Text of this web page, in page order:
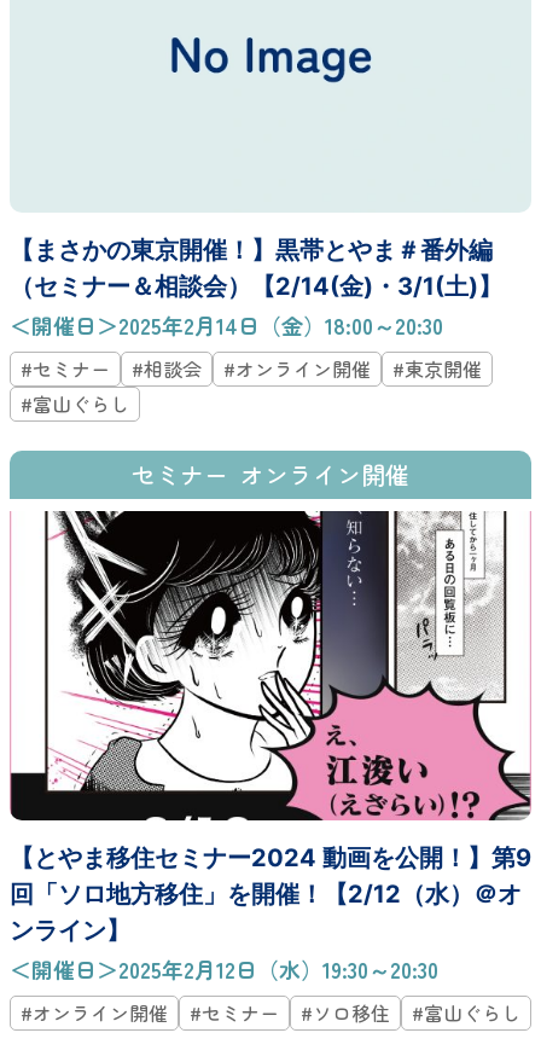
【まさかの東京開催！】黒帯とやま＃番外編
（セミナー＆相談会）【2/14(金)・3/1(土)】
＜開催日＞2025年2月14日（金）18:00～20:30
#セミナー #相談会 #オンライン開催
#東京開催
#富山ぐらし
セミナー オンライン開催
【とやま移住セミナー2024 動画を公開！】第9
回「ソロ地方移住」を開催！【2/12（水）＠オ
ンライン】
＜開催日＞2025年2月12日（水）19:30～20:30
#オンライン開催 #セミナー #ソロ移住 #富山ぐらし